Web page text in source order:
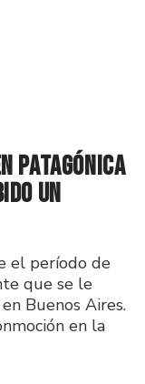
patagónica
un
el período de
que se le
Buenos Aires.
en la